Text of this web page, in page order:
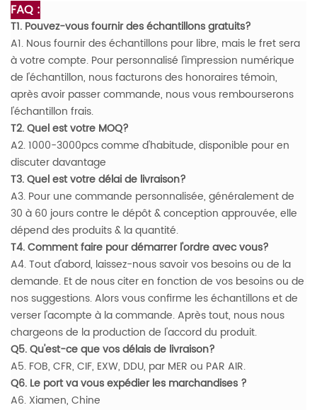
FAQ :
T1. Pouvez-vous fournir des échantillons gratuits?
A1. Nous fournir des échantillons pour libre, mais le fret sera
à votre compte. Pour personnalisé l'impression numérique
de l'échantillon, nous facturons des honoraires témoin,
après avoir passer commande, nous vous rembourserons
l'échantillon frais.
T2. Quel est votre MOQ?
A2. 1000-3000pcs comme d'habitude, disponible pour en
discuter davantage
T3. Quel est votre délai de livraison?
A3. Pour une commande personnalisée, généralement de
30 à 60 jours contre le dépôt & conception approuvée, elle
dépend des produits & la quantité.
T4. Comment faire pour démarrer l'ordre avec vous?
A4. Tout d'abord, laissez-nous savoir vos besoins ou de la
demande. Et de nous citer en fonction de vos besoins ou de
nos suggestions. Alors vous confirme les échantillons et de
verser l'acompte à la commande. Après tout, nous nous
chargeons de la production de l'accord du produit.
Q5. Qu'est-ce que vos délais de livraison?
A5. FOB, CFR, CIF, EXW, DDU, par MER ou PAR AIR.
Q6. Le port va vous expédier les marchandises ?
A6. Xiamen, Chine